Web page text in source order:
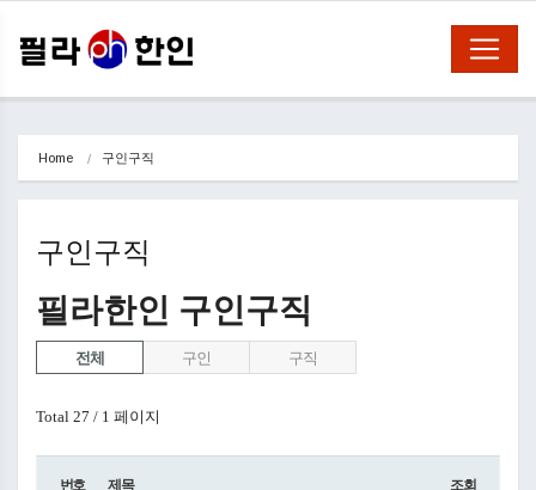
Home 구인구직
구인구직
필라한인 구인구직
전체 구인 구직
Total 27 / 1 페이지
번호 제목 조회